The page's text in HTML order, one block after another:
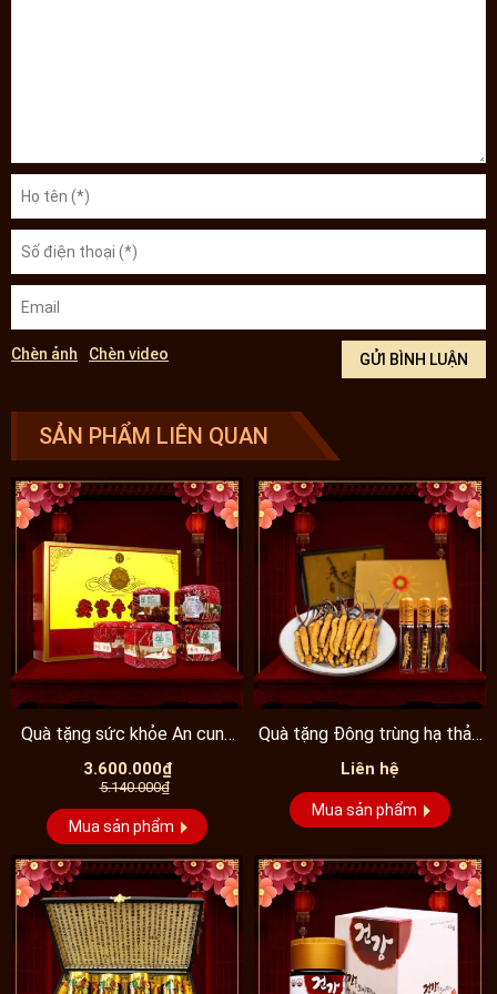
Chèn ảnh Chèn video
SẢN PHẨM LIÊN QUAN
Quà tặng sức khỏe An cung
ngưu đai vàng Đồng...
3.600.000₫
5.140.000₫
Mua sản phẩm
Quà tặng Đông trùng hạ thảo
Tây Tạng nguyên con...
Liên hệ
Mua sản phẩm